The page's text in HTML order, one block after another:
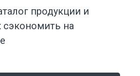
продукции и
сэкономить на